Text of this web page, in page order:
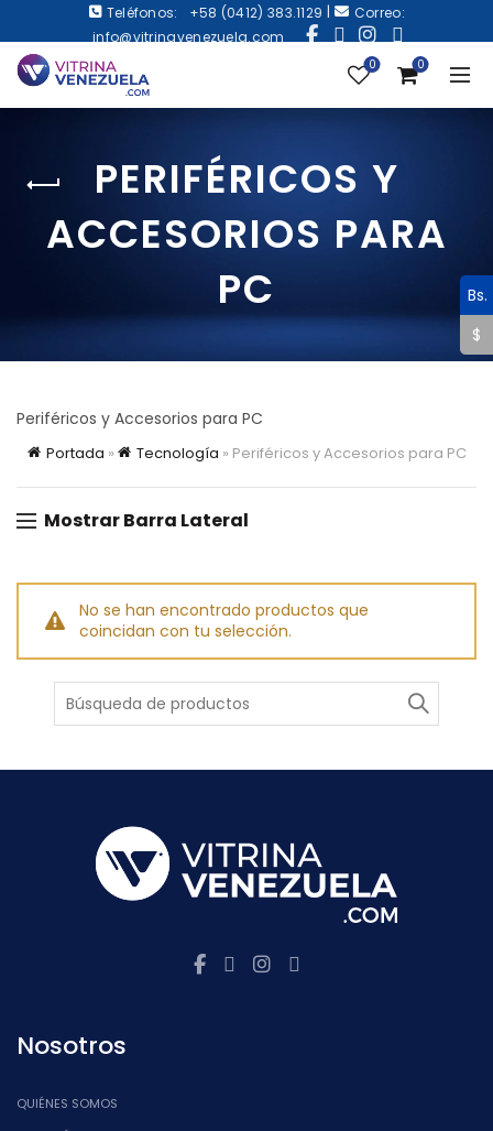
Teléfonos: +58 (0412) 383.1129 |
Correo:
info@vitrinavenezuela.com
0 0
PERIFÉRICOS Y
ACCESORIOS PARA
PC
Periféricos y Accesorios para PC
Portada » Tecnología » Periféricos y Accesorios para PC
Mostrar Barra Lateral
No se han encontrado productos que
coincidan con tu selección.
Buscar
Nosotros
QUIÉNES SOMOS
Bs.
$